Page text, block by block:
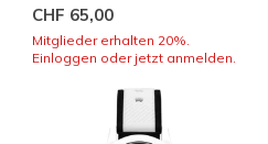
CHF 65,00
Mitglieder erhalten 20%.
Einloggen oder jetzt anmelden.